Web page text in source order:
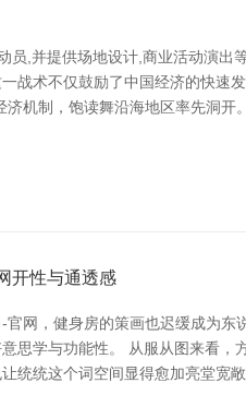
,并提供场地设计,商业活动演
战术不仅鼓励了中国经济的快速
机制，饱读舞沿海地区率先洞
开性与通透感
网，健身房的策画也迟缓成为
思学与功能性。 从服从图来看
统统这个词空间显得愈加亮堂